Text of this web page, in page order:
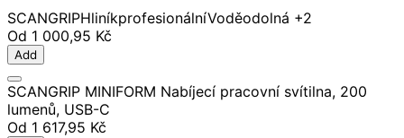
SCANGRIPHliníkprofesionálníVoděodolná +2
Od 1 000,95 Kč
Add
SCANGRIP MINIFORM Nabíjecí pracovní svítilna, 200
lumenů, USB-C
Od 1 617,95 Kč